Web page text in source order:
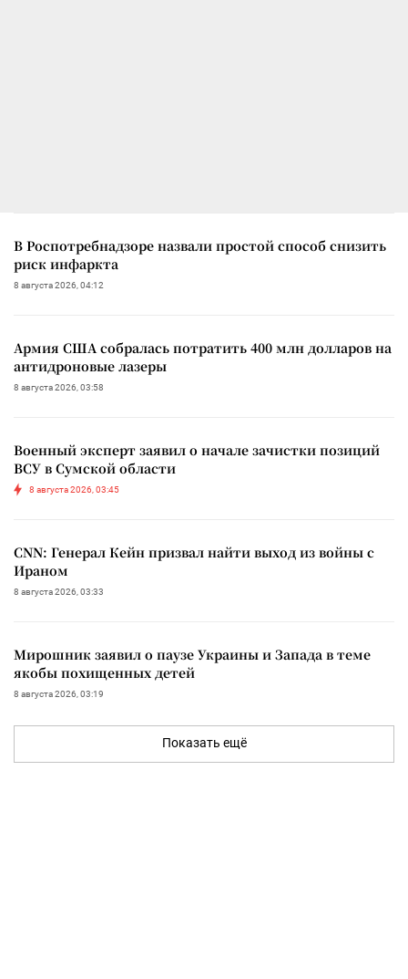
В Роспотребнадзоре назвали простой способ снизить
риск инфаркта
8 августа 2026, 04:12
Армия США собралась потратить 400 млн долларов на
антидроновые лазеры
8 августа 2026, 03:58
Военный эксперт заявил о начале зачистки позиций
ВСУ в Сумской области
8 августа 2026, 03:45
CNN: Генерал Кейн призвал найти выход из войны с
Ираном
8 августа 2026, 03:33
Мирошник заявил о паузе Украины и Запада в теме
якобы похищенных детей
8 августа 2026, 03:19
Показать ещё